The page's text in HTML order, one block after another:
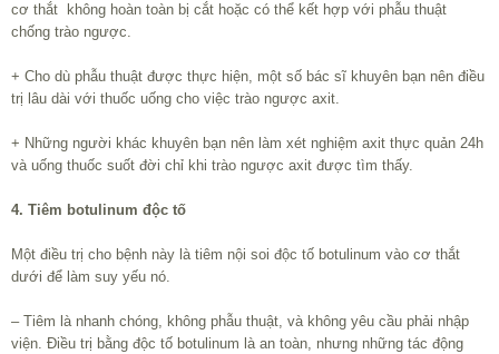
cơ thắt không hoàn toàn bị cắt hoặc có thể kết hợp với phẫu thuật
chống trào ngược.
+ Cho dù phẫu thuật được thực hiện, một số bác sĩ khuyên bạn nên điều
trị lâu dài với thuốc uống cho việc trào ngược axit.
+ Những người khác khuyên bạn nên làm xét nghiệm axit thực quản 24h
và uống thuốc suốt đời chỉ khi trào ngược axit được tìm thấy.
4. Tiêm botulinum độc tố
Một điều trị cho bệnh này là tiêm nội soi độc tố botulinum vào cơ thắt
dưới để làm suy yếu nó.
– Tiêm là nhanh chóng, không phẫu thuật, và không yêu cầu phải nhập
viện. Điều trị bằng độc tố botulinum là an toàn, nhưng những tác động